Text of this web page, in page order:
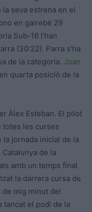
seva estrena en el
en gairebé 29
Sub-16 l’han
(30:22). Parra s’ha
de la categoria. Joan
quarta posició de la
Àlex Esteban. El pilot
totes les curses
la jornada inicial de la
de la
amb un temps final
la darrera cursa de
de mig minut del
tancat el podi de la